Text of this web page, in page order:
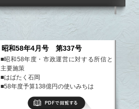
昭和58年4月号 第337号
■昭和58年度・市政運営に対する所信と
主要施策
■はばたく石岡
■58年度予算138億円の使いみちは
■まちのできごと
■ふるさと散歩道
PDFで閲覧する